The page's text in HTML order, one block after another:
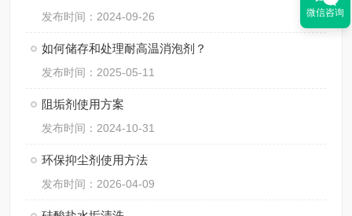
发布时间：2024-09-26
如何储存和处理耐高温消泡剂？
发布时间：2025-05-11
阻垢剂使用方案
发布时间：2024-10-31
环保抑尘剂使用方法
发布时间：2026-04-09
微信咨询